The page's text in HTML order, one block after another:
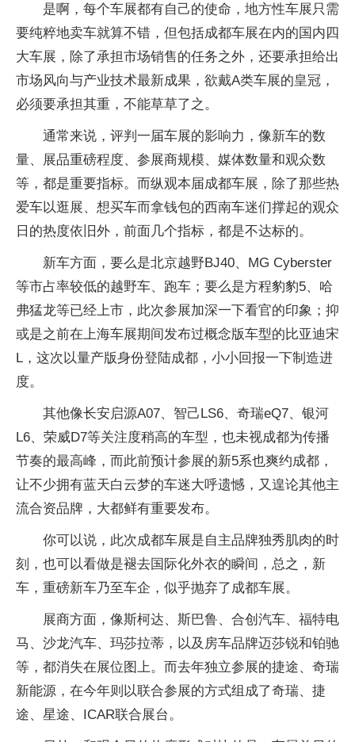
是啊，每个车展都有自己的使命，地方性车展只需
要纯粹地卖车就算不错，但包括成都车展在内的国内四
大车展，除了承担市场销售的任务之外，还要承担给出
市场风向与产业技术最新成果，欲戴A类车展的皇冠，
必须要承担其重，不能草草了之。
通常来说，评判一届车展的影响力，像新车的数
量、展品重磅程度、参展商规模、媒体数量和观众数
等，都是重要指标。而纵观本届成都车展，除了那些热
爱车以逛展、想买车而拿钱包的西南车迷们撑起的观众
日的热度依旧外，前面几个指标，都是不达标的。
新车方面，要么是北京越野BJ40、MG Cyberster
等市占率较低的越野车、跑车；要么是方程豹豹5、哈
弗猛龙等已经上市，此次参展加深一下看官的印象；抑
或是之前在上海车展期间发布过概念版车型的比亚迪宋
L，这次以量产版身份登陆成都，小小回报一下制造进
度。
其他像长安启源A07、智己LS6、奇瑞eQ7、银河
L6、荣威D7等关注度稍高的车型，也未视成都为传播
节奏的最高峰，而此前预计参展的新5系也爽约成都，
让不少拥有蓝天白云梦的车迷大呼遗憾，又遑论其他主
流合资品牌，大都鲜有重要发布。
你可以说，此次成都车展是自主品牌独秀肌肉的时
刻，也可以看做是褪去国际化外衣的瞬间，总之，新
车，重磅新车乃至车企，似乎抛弃了成都车展。
展商方面，像斯柯达、斯巴鲁、合创汽车、福特电
马、沙龙汽车、玛莎拉蒂，以及房车品牌迈莎锐和铂驰
等，都消失在展位图上。而去年独立参展的捷途、奇瑞
新能源，在今年则以联合参展的方式组成了奇瑞、捷
途、星途、ICAR联合展台。